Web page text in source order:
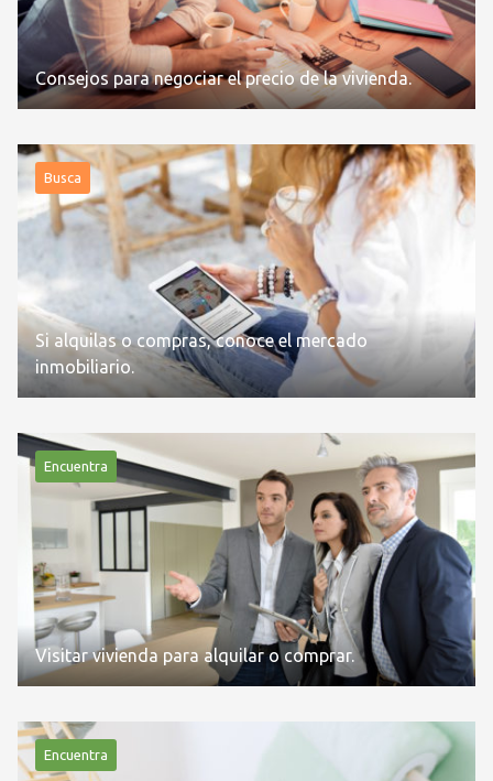
Consejos para negociar el precio de la vivienda.
Busca
Si alquilas o compras, conoce el mercado
inmobiliario.
Encuentra
Visitar vivienda para alquilar o comprar.
Encuentra